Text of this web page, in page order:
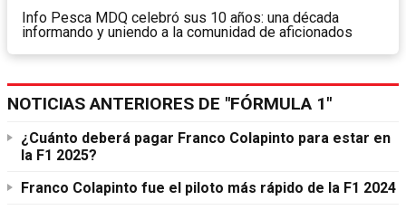
Info Pesca MDQ celebró sus 10 años: una década
informando y uniendo a la comunidad de aficionados
NOTICIAS ANTERIORES DE "FÓRMULA 1"
¿Cuánto deberá pagar Franco Colapinto para estar en
la F1 2025?
Franco Colapinto fue el piloto más rápido de la F1 2024